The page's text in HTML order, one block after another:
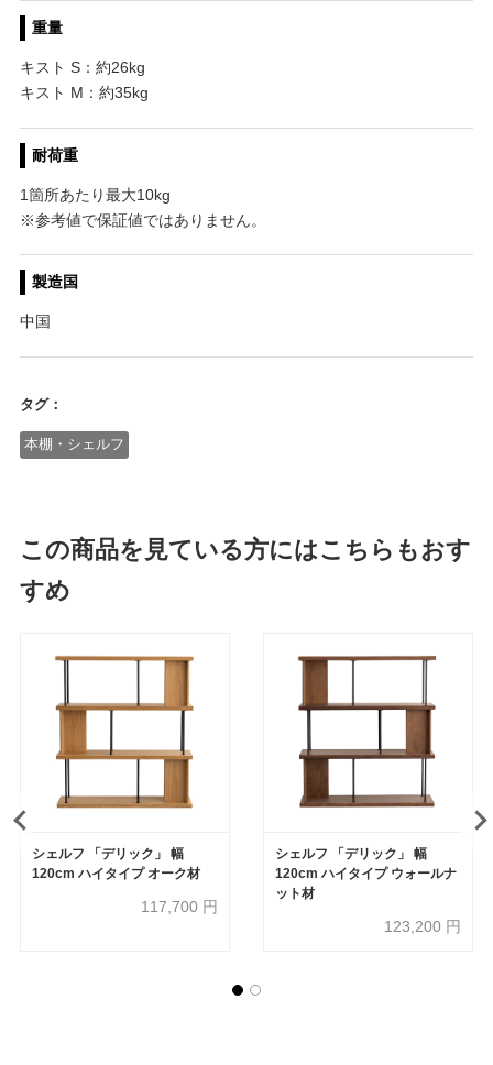
重量
キスト S：約26kg
キスト M：約35kg
耐荷重
1箇所あたり最大10kg
※参考値で保証値ではありません。
製造国
中国
タグ：
本棚・シェルフ
この商品を見ている方にはこちらもおす
すめ
シェルフ 「デリック」 幅
120cm ハイタイプ オーク材
117,700 円
シェルフ 「デリック」 幅
120cm ハイタイプ ウォールナ
ット材
123,200 円